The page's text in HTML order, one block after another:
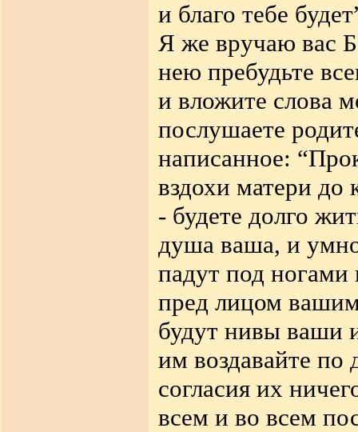
и благо тебе
Я же вручаю вас
нею пребудьте
и вложите слова
послушаете
написанное:
вздохи матери до
- будете долго
душа ваша, и
падут под
пред лицом
будут нивы ваши
им воздавайте по
согласия их
всем и во всем